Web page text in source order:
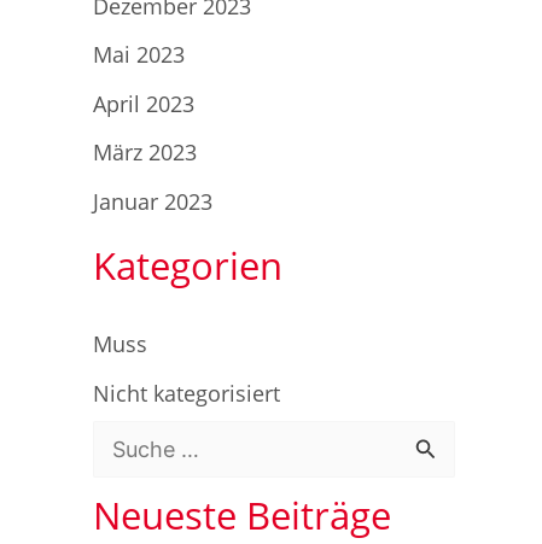
Dezember 2023
Mai 2023
April 2023
März 2023
Januar 2023
Kategorien
Muss
Nicht kategorisiert
cNeueste Beiträge